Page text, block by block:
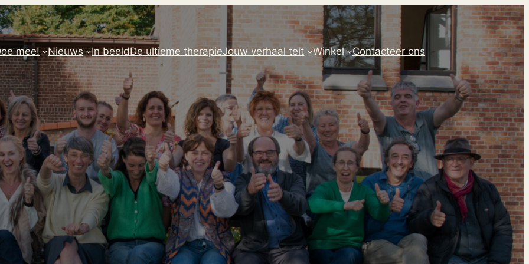
mee! Nieuws In beeldDe ultieme therapieJouw verhaal telt Winkel Contacteer ons